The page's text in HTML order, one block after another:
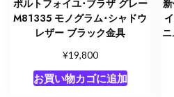
ポルトフォイユ･ブラザ グレー
M81335 モノグラム･シャドウ
レザー ブラック金具
¥19,800
お買い物カゴに追加